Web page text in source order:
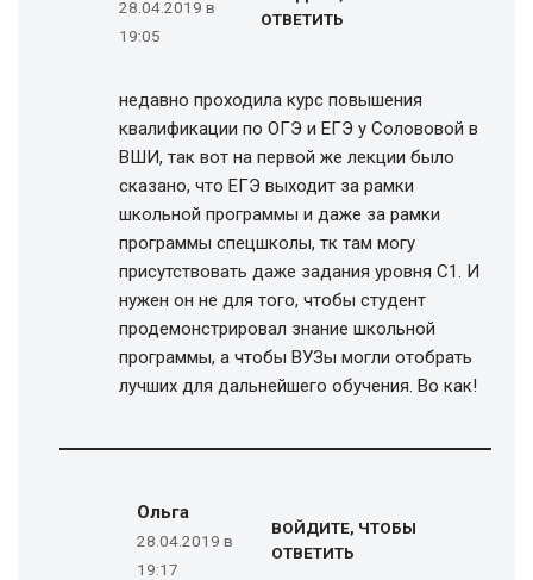
28.04.2019 в
19:05
ОТВЕТИТЬ
недавно проходила курс повышения
квалификации по ОГЭ и ЕГЭ у Солововой в
ВШИ, так вот на первой же лекции было
сказано, что ЕГЭ выходит за рамки
школьной программы и даже за рамки
программы спецшколы, тк там могу
присутствовать даже задания уровня С1. И
нужен он не для того, чтобы студент
продемонстрировал знание школьной
программы, а чтобы ВУЗы могли отобрать
лучших для дальнейшего обучения. Во как!
Ольга
28.04.2019 в
19:17
ВОЙДИТЕ, ЧТОБЫ
ОТВЕТИТЬ